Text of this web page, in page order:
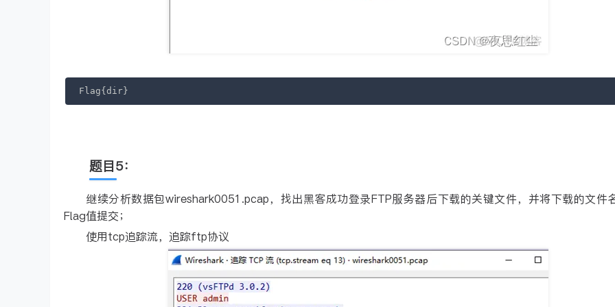
Flag{dir}
题目5：
继续分析数据包wireshark0051.pcap，找出黑客成功登录FTP服务器后下载的关键文件，并将下载的文件
Flag值提交；
使用tcp追踪流，追踪ftp协议